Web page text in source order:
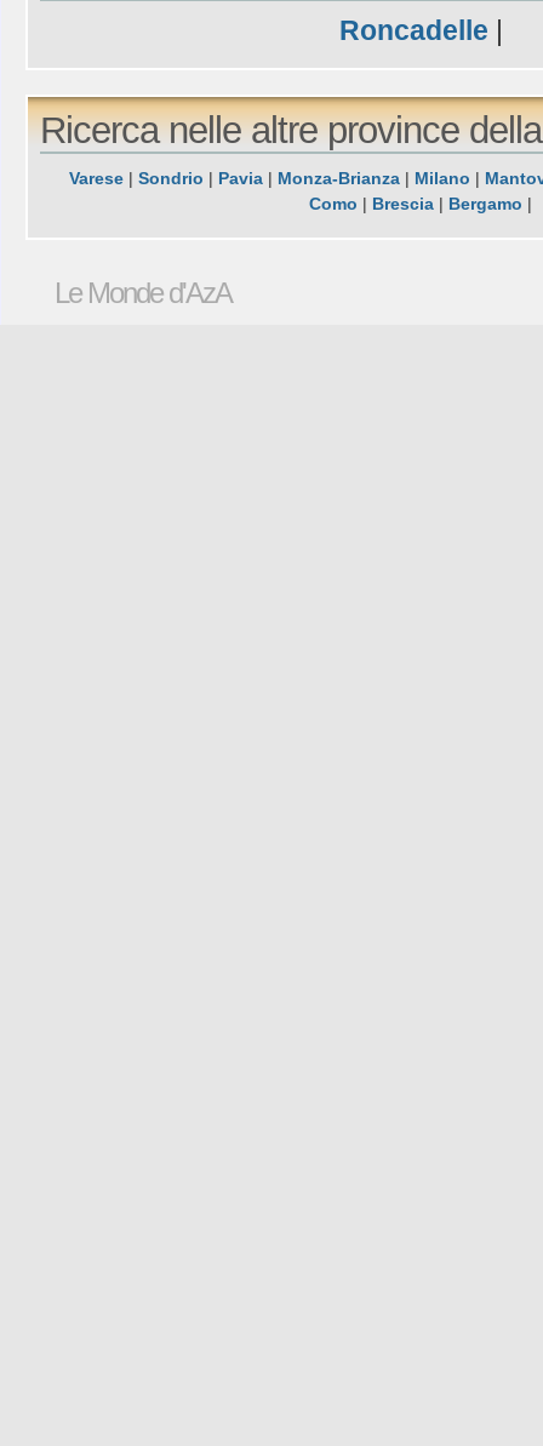
Roncadelle
Ricerca nelle altre province
Varese |Sondrio | Pavia | Monza-Brianza | Milano |
Como | Brescia | Bergamo |
Le Monde d'AzA